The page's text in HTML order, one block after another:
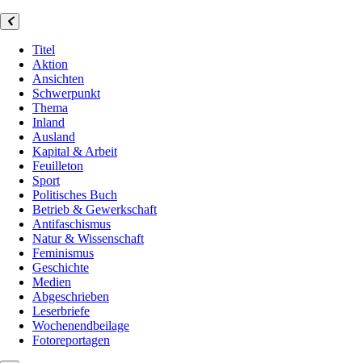
Titel
Aktion
Ansichten
Schwerpunkt
Thema
Inland
Ausland
Kapital & Arbeit
Feuilleton
Sport
Politisches Buch
Betrieb & Gewerkschaft
Antifaschismus
Natur & Wissenschaft
Feminismus
Geschichte
Medien
Abgeschrieben
Leserbriefe
Wochenendbeilage
Fotoreportagen